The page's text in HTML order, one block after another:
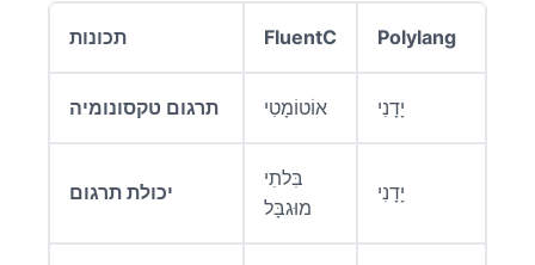
תכונות FluentC Polylang
תרגום טקסונומיה אוֹטוֹמָטִי יָדָנִי
יכולת תרגום
בִּלתִי
מוּגבָּל
יָדָנִי